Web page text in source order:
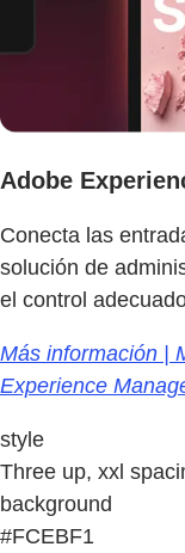
Adobe
Conecta las
solución de
el control
Más información |
Experience
style
Three up, xxl
background
#FCEBF1